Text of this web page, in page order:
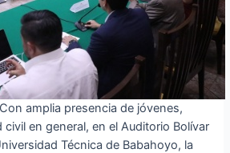
Con amplia presencia de jóvenes,
en general, en el Auditorio Bolívar
Técnica de Babahoyo, la